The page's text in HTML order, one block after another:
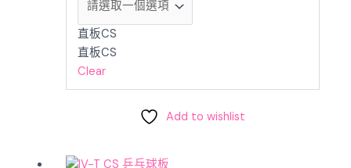
直板CS
直板CS
Clear
Add to wishlist